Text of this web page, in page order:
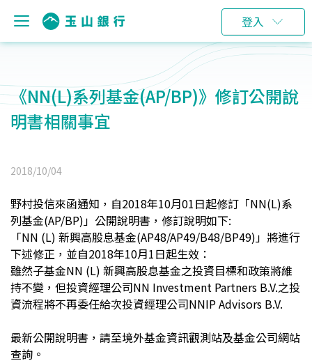
登入
《NN(L)系列基金(AP/BP)》修訂公開說
明書相關事宜
2018/10/04
野村投信來函通知，自2018年10月01日起修訂「NN(L)系
列基金(AP/BP)」公開說明書，修訂說明如下:
「NN (L) 新興高股息基金(AP48/AP49/B48/BP49)」將進行
下述修正，並自2018年10月1日起生效：
雖然子基金NN (L) 新興高股息基金之投資目標和政策將維
持不變，但投資經理公司NN Investment Partners B.V.之投
資流程將不再委任給次投資經理公司NNIP Advisors B.V.
最新公開說明書，請至境外基金資訊觀測站及基金公司網站
查詢。